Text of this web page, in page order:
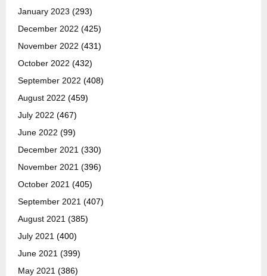
January 2023 (293)
December 2022 (425)
November 2022 (431)
October 2022 (432)
September 2022 (408)
August 2022 (459)
July 2022 (467)
June 2022 (99)
December 2021 (330)
November 2021 (396)
October 2021 (405)
September 2021 (407)
August 2021 (385)
July 2021 (400)
June 2021 (399)
May 2021 (386)